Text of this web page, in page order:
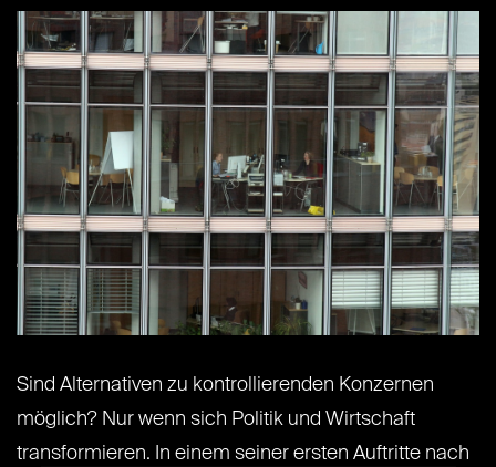
Sind Alternativen zu kontrollierenden Konzernen
möglich? Nur wenn sich Politik und Wirtschaft
transformieren. In einem seiner ersten Auftritte nach